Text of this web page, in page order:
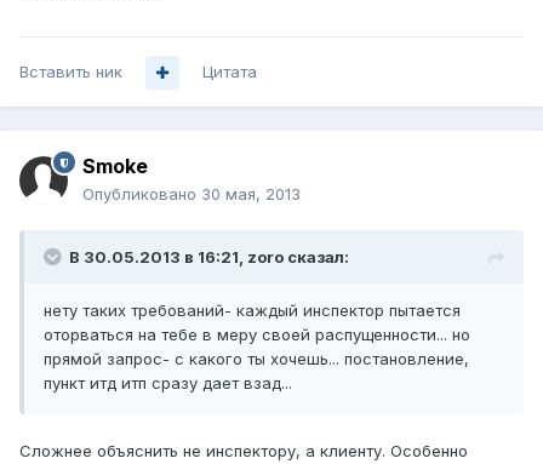
Вставить ник Цитата
Smoke
Опубликовано 30 мая, 2013
В 30.05.2013 в 16:21, zoro сказал:
нету таких требований- каждый инспектор пытается
оторваться на тебе в меру своей распущенности... но
прямой запрос- с какого ты хочешь... постановление,
пункт итд итп сразу дает взад...
Сложнее объяснить не инспектору, а клиенту. Особенно